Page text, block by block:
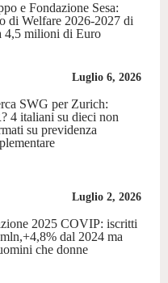
e Fondazione Sesa:
di Welfare 2026-2027 di
4,5 milioni di Euro
Luglio 6, 2026
SWG per Zurich:
4 italiani su dieci non
su previdenza
Luglio 2, 2026
2025 COVIP: iscritti
dal 2024 ma
che donne